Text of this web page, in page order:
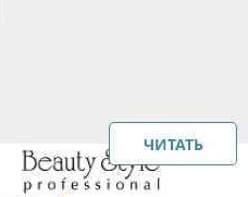
ЧИТАТЬ